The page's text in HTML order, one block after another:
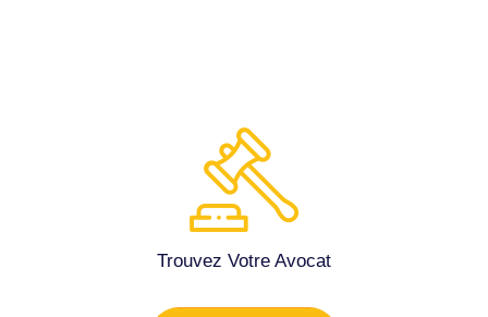
Trouvez Votre Avocat